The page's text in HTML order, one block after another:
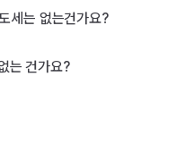
세는 없는건가요?
는 건가요?